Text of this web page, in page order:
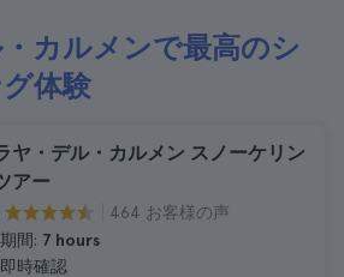
カルメンで最高のシ
体験
ヤ・デル・カルメン スノーケリン
アー
464 お客様の声
期間: 7 hours
即時確認